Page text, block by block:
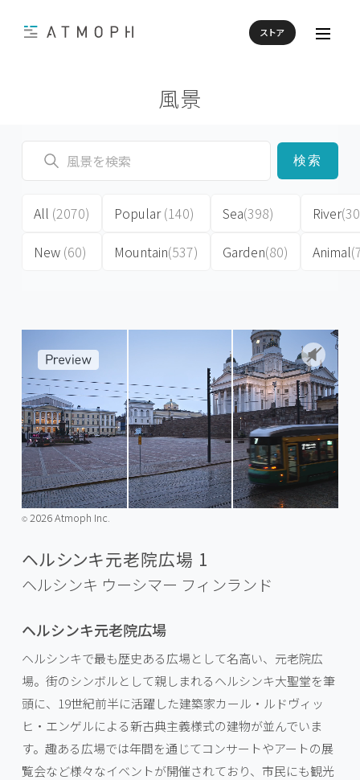
ストア
風景
検索
All (2070)
New (60)
Popular(140)
Mountain(537)
Sea(398)
Garden(80)
River
Animal
©️2026 Atmoph Inc.
ヘルシンキ元老院広場 1
ヘルシンキ ウーシマー フィンランド
ヘルシンキ元老院広場
ヘルシンキで最も歴史ある広場として名高い、元老院広
場。街のシンボルとして親しまれるヘルシンキ大聖堂を筆
頭に、19世紀前半に活躍した建築家カール・ルドヴィッ
ヒ・エンゲルによる新古典主義様式の建物が並んでいま
す。趣ある広場では年間を通じてコンサートやアートの展
覧会など様々なイベントが開催されており、市民にも観光